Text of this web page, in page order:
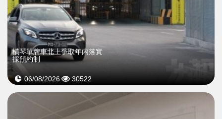
橫琴單牌車北上爭取年内落實
採預約制
06/08/2026 30522